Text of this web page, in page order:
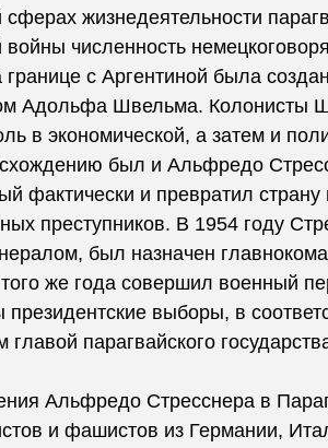
сферах жизнедеятельности
численность
с Аргентиной была
Адольфа Швельма. Колонисты
в экономической, а затем и
был и Альфредо
фактически и превратил
преступников. В 1954 году
был назначен
же года совершил военный
выборы, в
парагвайского
Альфредо Стресснера в
и фашистов из Германии,